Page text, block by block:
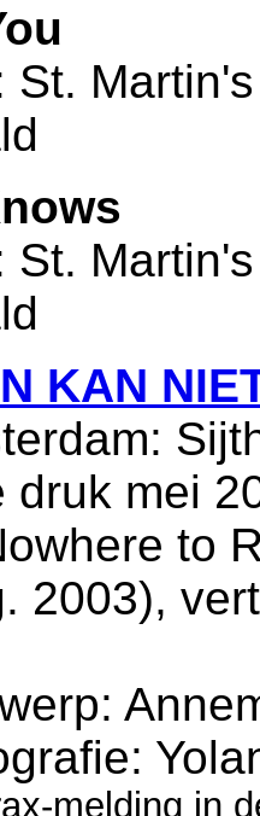
St.
St.
KAN
druk mei
to
2003),
melding in